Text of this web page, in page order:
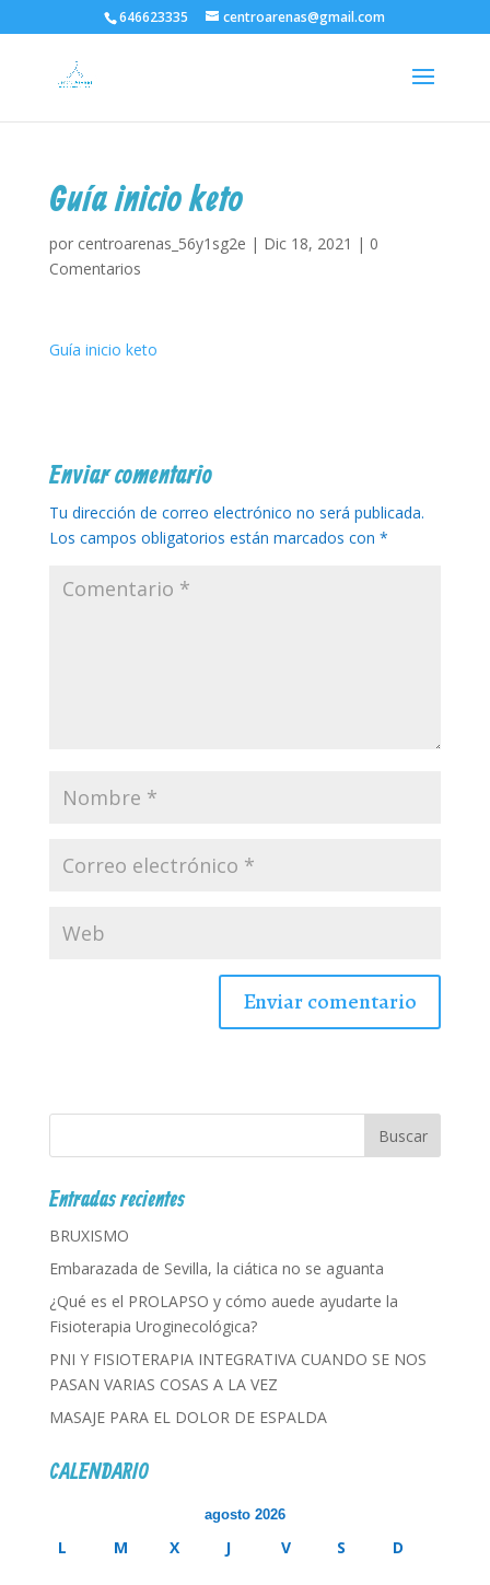
646623335 centroarenas@gmail.com
Guía inicio keto
por centroarenas_56y1sg2e | Dic 18, 2021 | 0
Comentarios
Guía inicio keto
Enviar comentario
Tu dirección de correo electrónico no será publicada.
Los campos obligatorios están marcados con *
Entradas recientes
BRUXISMO
Embarazada de Sevilla, la ciática no se aguanta
¿Qué es el PROLAPSO y cómo auede ayudarte la
Fisioterapia Uroginecológica?
PNI Y FISIOTERAPIA INTEGRATIVA CUANDO SE NOS
PASAN VARIAS COSAS A LA VEZ
MASAJE PARA EL DOLOR DE ESPALDA
CALENDARIO
agosto 2026
L M X J V S D